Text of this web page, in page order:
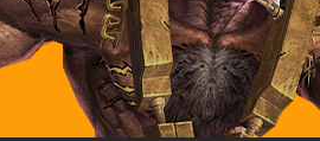
으로간다
통합보급센터